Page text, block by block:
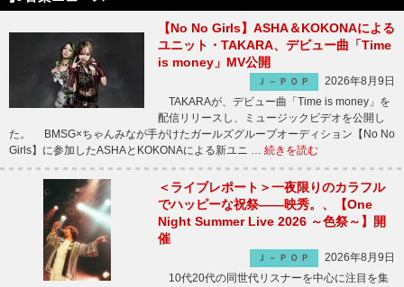
【No No Girls】ASHA＆KOKONAによる
ユニット・TAKARA、デビュー曲「Time
is money」MV公開
Ｊ－ＰＯＰ
2026年8月9日
TAKARAが、デビュー曲「Time is money」を
配信リリースし、ミュージックビデオを公開し
た。 BMSG×ちゃんみなが手がけたガールズグループオーディション【No No
Girls】に参加したASHAとKOKONAによる新ユニ … 続きを読む
＜ライブレポート＞一夜限りのカラフル
でハッピーな祝祭――映秀。、【One
Night Summer Live 2026 ～色祭～】開
催
Ｊ－ＰＯＰ
2026年8月9日
10代20代の同世代リスナーを中心に注目を集